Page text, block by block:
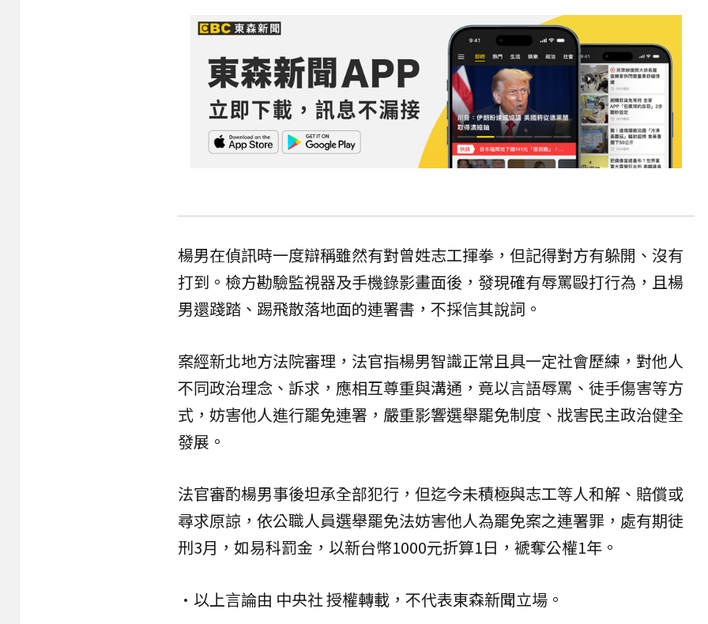
楊男在偵訊時一度辯稱雖然有對曾姓志工揮拳，但記得對方有躲開、沒有
打到。檢方勘驗監視器及手機錄影畫面後，發現確有辱罵毆打行為，且楊
男還踐踏、踢飛散落地面的連署書，不採信其說詞。
案經新北地方法院審理，法官指楊男智識正常且具一定社會歷練，對他人
不同政治理念、訴求，應相互尊重與溝通，竟以言語辱罵、徒手傷害等方
式，妨害他人進行罷免連署，嚴重影響選舉罷免制度、戕害民主政治健全
發展。
法官審酌楊男事後坦承全部犯行，但迄今未積極與志工等人和解、賠償或
尋求原諒，依公職人員選舉罷免法妨害他人為罷免案之連署罪，處有期徒
刑3月，如易科罰金，以新台幣1000元折算1日，褫奪公權1年。
•以上言論由 中央社 授權轉載，不代表東森新聞立場。